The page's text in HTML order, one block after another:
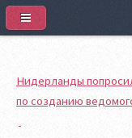
Нидерланды
по созданию